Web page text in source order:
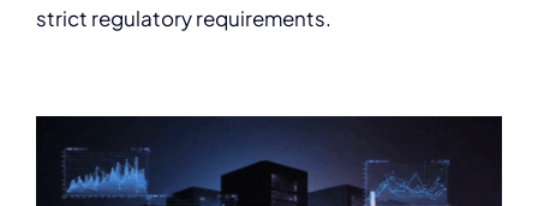
strict regulatory requirements.